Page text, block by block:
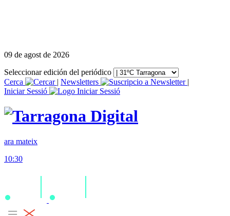
09 de agost de 2026
Seleccionar edición del periódico
Cerca
| Newsletters
|
Iniciar Sessió
ara mateix
10:30